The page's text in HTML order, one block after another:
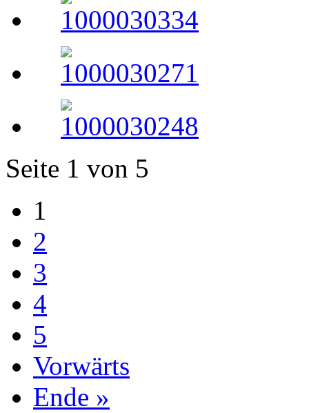
Seite 1 von 5
1
2
3
4
5
Vorwärts
Ende »